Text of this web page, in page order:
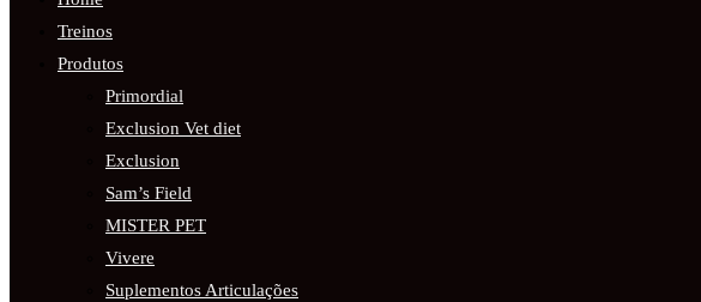
Treinos
Produtos
Primordial
Exclusion Vet diet
Exclusion
Sam’s Field
MISTER PET
Vivere
Suplementos Articulações